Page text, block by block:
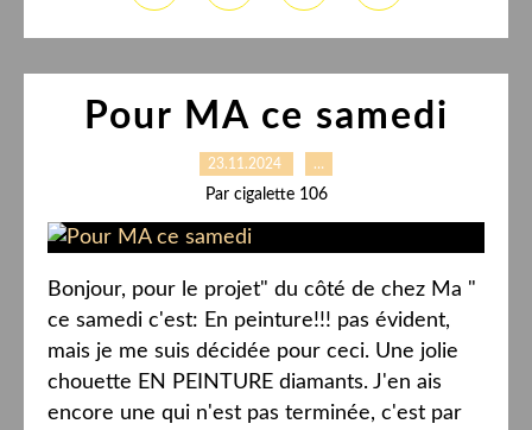
Pour MA ce samedi
23.11.2024 …
Par cigalette 106
Bonjour, pour le projet" du côté de chez Ma "
ce samedi c'est: En peinture!!! pas évident,
mais je me suis décidée pour ceci. Une jolie
chouette EN PEINTURE diamants. J'en ais
encore une qui n'est pas terminée, c'est par